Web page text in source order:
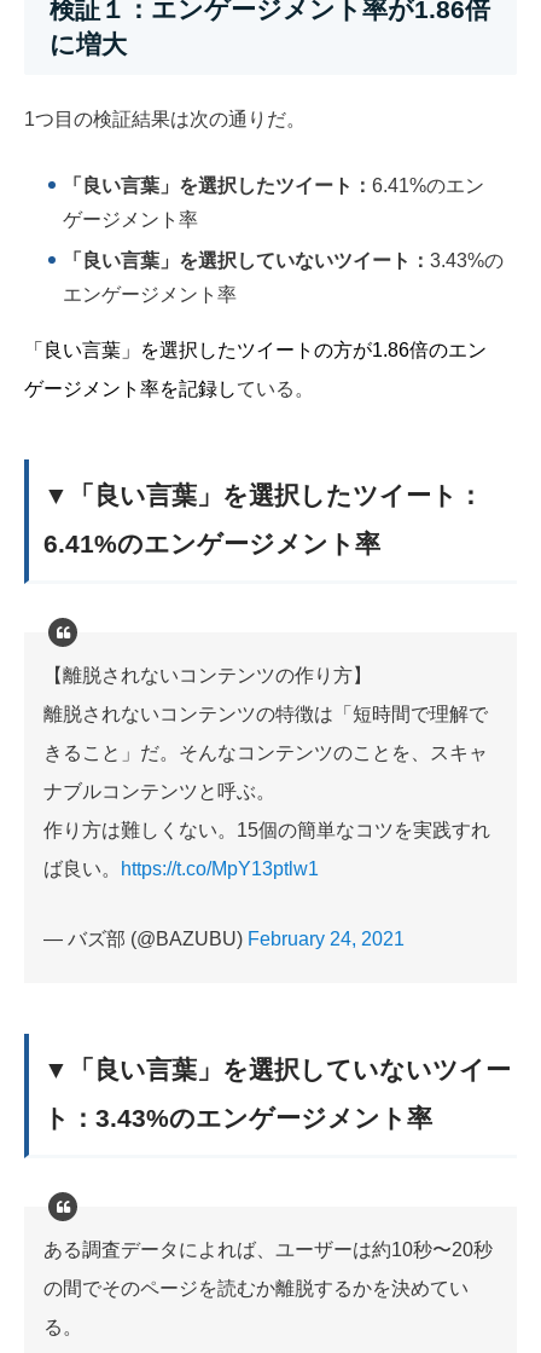
検証１：エンゲージメント率が1.86倍
に増大
1つ目の検証結果は次の通りだ。
「良い言葉」を選択したツイート： 6.41%のエン
ゲージメント率
「良い言葉」を選択していないツイート： 3.43%の
エンゲージメント率
「良い言葉」を選択したツイートの方が1.86倍のエン
ゲージメント率を記録している。
▼「良い言葉」を選択したツイート：
6.41%のエンゲージメント率
【離脱されないコンテンツの作り方】
離脱されないコンテンツの特徴は「短時間で理解で
きること」だ。そんなコンテンツのことを、スキャ
ナブルコンテンツと呼ぶ。
作り方は難しくない。15個の簡単なコツを実践すれ
ば良い。
https://t.co/MpY13ptlw1
— バズ部 (@BAZUBU) February 24, 2021
▼「良い言葉」を選択していないツイー
ト：3.43%のエンゲージメント率
ある調査データによれば、ユーザーは約10秒〜20秒
の間でそのページを読むか離脱するかを決めてい
る。